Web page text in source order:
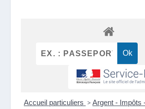
Accueil particuliers > Argent - Impôts